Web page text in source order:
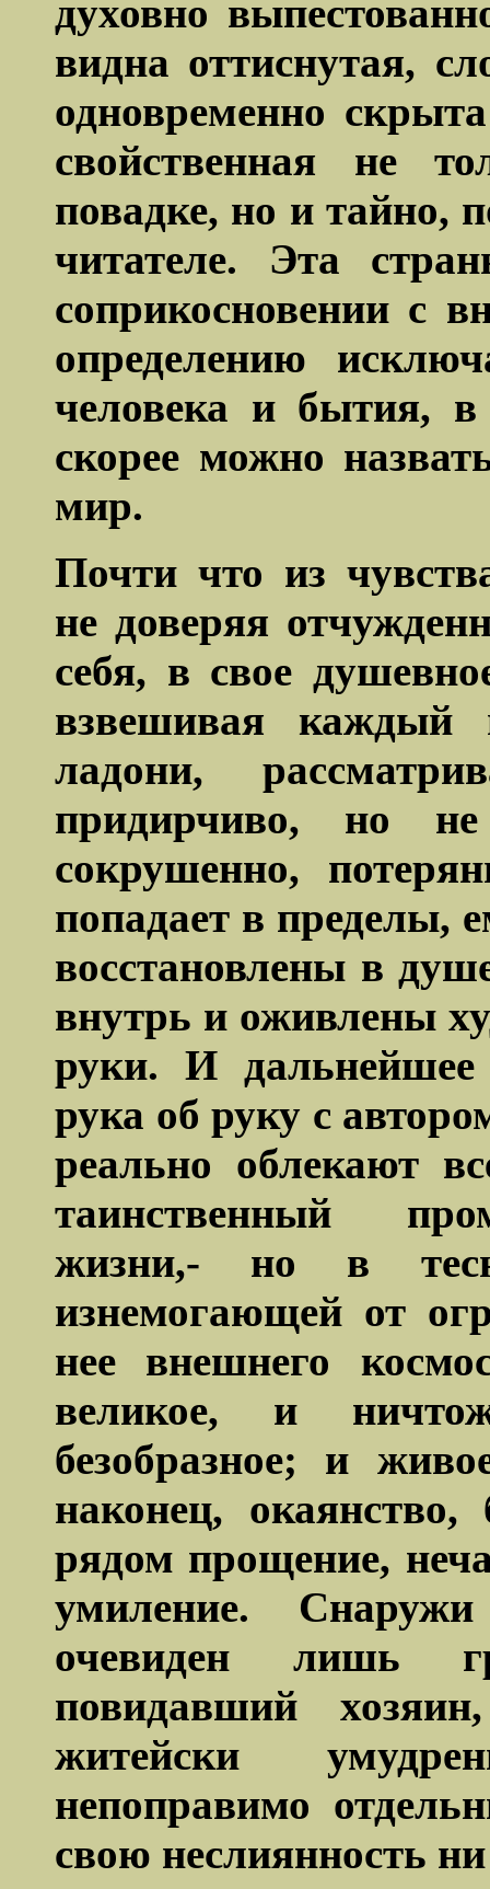
духовно
видна оттиснутая,
одновременно
свойственная не
повадке, но и тайно,
читателе. Эта
соприкосновении с
определению
человека и бытия, в
скорее можно
мир.
Почти что из
не доверяя
себя, в свое
взвешивая каждый
ладони,
придирчиво, но
сокрушенно,
попадает в пределы,
восстановлены в
внутрь и оживлены
руки. И дальнейшее
рука об руку с
реально облекают
таинственный
жизни,- но в
изнемогающей от
нее внешнего
великое, и
безобразное; и
наконец,
рядом прощение,
умиление.
очевиден лишь
повидавший
житейски
непоправимо
свою неслиянность